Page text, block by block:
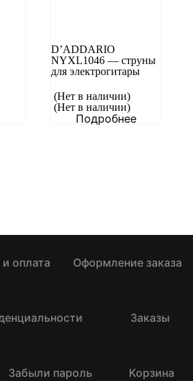
D’ADDARIO
NYXL1046 — струны
для электрогитары
(Нет в наличии)
(Нет в наличии)
Подробнее
оплата Оформление заказа
Заказы
Забыли пароль Корзина